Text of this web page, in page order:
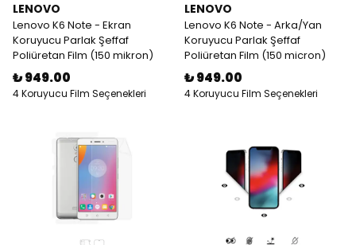
LENOVO
Lenovo K6 Note - Ekran
Koruyucu Parlak Şeffaf
Poliüretan Film (150 mikron)
₺ 949.00
4 Koruyucu Film Seçenekleri
LENOVO
Lenovo K6 Note - Arka/Yan
Koruyucu Parlak Şeffaf
Poliüretan Film (150 micron)
₺ 949.00
4 Koruyucu Film Seçenekleri